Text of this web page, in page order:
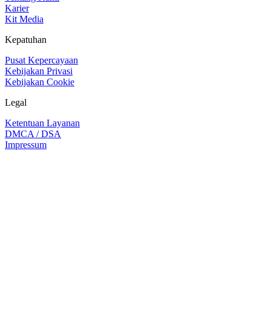
Karier
Kit Media
Kepatuhan
Pusat Kepercayaan
Kebijakan Privasi
Kebijakan Cookie
Legal
Ketentuan Layanan
DMCA / DSA
Impressum